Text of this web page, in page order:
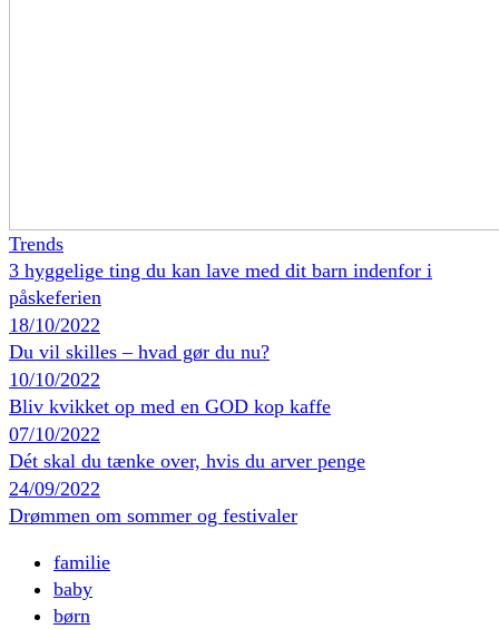
Trends
3 hyggelige ting du kan lave med dit barn indenfor i
påskeferien
18/10/2022
Du vil skilles – hvad gør du nu?
10/10/2022
Bliv kvikket op med en GOD kop kaffe
07/10/2022
Dét skal du tænke over, hvis du arver penge
24/09/2022
Drømmen om sommer og festivaler
familie
baby
børn